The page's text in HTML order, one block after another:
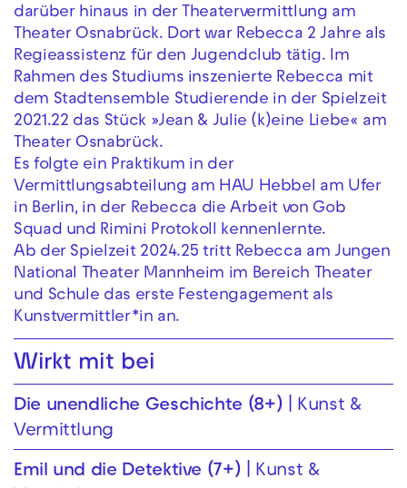
darüber hinaus in der Theatervermittlung am
Theater Osnabrück. Dort war Rebecca 2 Jahre als
Regieassistenz für den Jugendclub tätig. Im
Rahmen des Studiums inszenierte Rebecca mit
dem Stadtensemble Studierende in der Spielzeit
2021.22 das Stück »Jean & Julie (k)eine Liebe« am
Theater Osnabrück.
Es folgte ein Praktikum in der
Vermittlungsabteilung am HAU Hebbel am Ufer
in Berlin, in der Rebecca die Arbeit von Gob
Squad und Rimini Protokoll kennenlernte.
Ab der Spielzeit 2024.25 tritt Rebecca am Jungen
National Theater Mannheim im Bereich Theater
und Schule das erste Festengagement als
Kunstvermittler*in an.
Wirkt mit bei
Die unendliche Geschichte (8+)
Kunst &
Vermittlung
Emil und die Detektive (7+)
Kunst &